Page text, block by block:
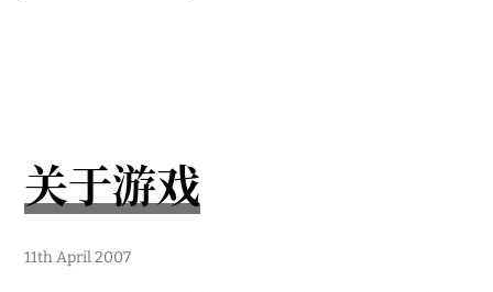
关于游戏
6
11th April 2007